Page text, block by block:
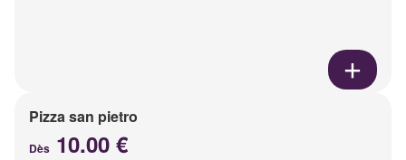
Pizza san pietro
Dès 10.00 €